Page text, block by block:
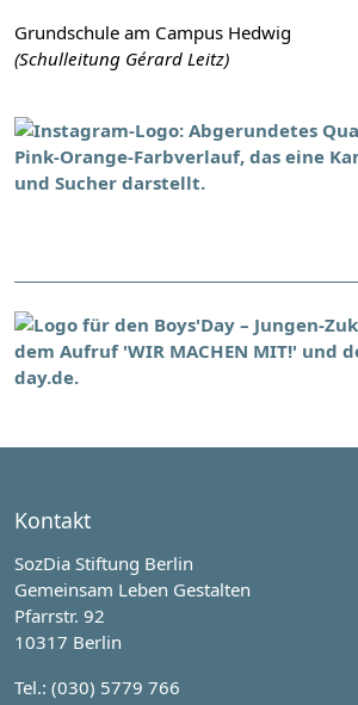
Grundschule am Campus Hedwig
(Schulleitung Gérard Leitz)
Kontakt
SozDia Stiftung Berlin
Gemeinsam Leben Gestalten
Pfarrstr. 92
10317 Berlin
Tel.: (030) 5779 766